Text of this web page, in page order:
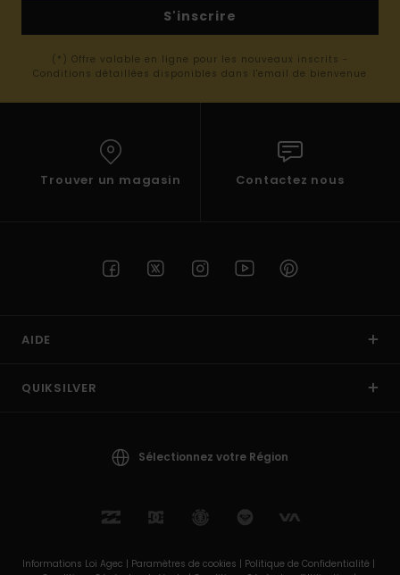
S'inscrire
(*) Offre valable en ligne pour les nouveaux inscrits -
Conditions détaillées disponibles dans l'email de bienvenue
Trouver un magasin Contactez nous
AIDE
QUIKSILVER
Sélectionnez votre Région
Informations Loi Agec | Paramètres de cookies | Politique de Confidentialité |